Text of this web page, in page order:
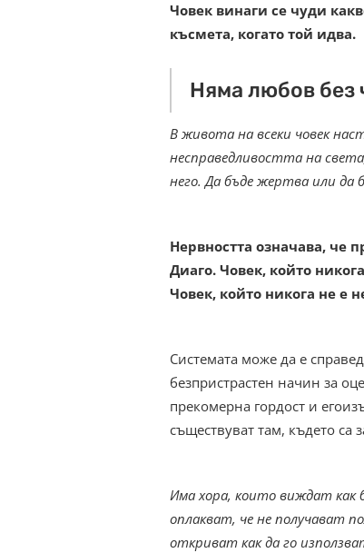
Човек винаги се чуди
късмета, когато той идва.
Няма любов без
В живота на всеки човек
несправедливостта на
него. Да бъде жертва или да
Нервността означава, че
Диаго. Човек, който
Човек, който никога не е
Системата може да е
безпристрастен начин за
прекомерна гордост и
съществуват там, където са
Има хора, които виждат как
оплакват, че не получават
откриват как да го